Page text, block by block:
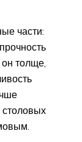
части:
толще,
столовых